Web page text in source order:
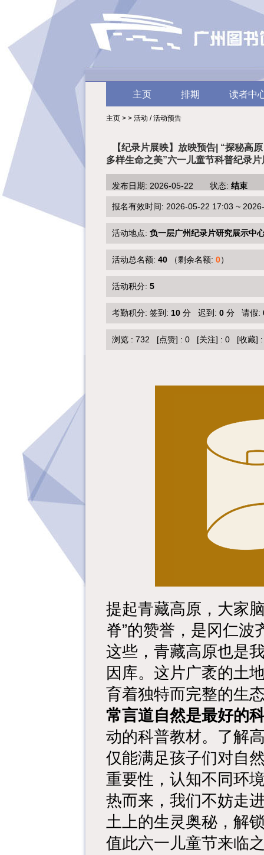
主页 排期 读者中
主页 > > 活动 / 活动预告
【纪录片展映】放映预告| “探秘高
多样生命之美”六一儿童节科普纪录片
发布日期: 2026-05-22 状态: 结束
报名有效时间: 2026-05-22 17:03 ~
活动地点: 负一层广州纪录片研究展示中
活动总名额: 40 （剩余名额: 0）
活动积分: 5
考勤积分: 签到: 10 分 迟到: 0 分 请假:
浏览 : 732 [点赞] : 0 [关注] : 0 [收藏]
提起青藏高原，大家
脊”的赞誉，是冈仁
这些，青藏高原也是
因库。这片广袤的土
育着独特而完整的生
常言道自然是最好的
动的科普教材。了解
仅能满足孩子们对自
重要性，认知不同环
热而来，我们不妨走
土上的生灵奥秘，解
值此六一儿童节来临